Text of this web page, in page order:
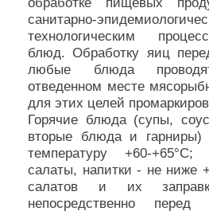
санитарно-
технологическим
блюд. Обработку яиц
любые блюда
отведенном месте
для этих целей
Горячие блюда (супы,
вторые блюда и
температуру +60-+65°C;
салаты, напитки - не ниже
салатов и их
непосредственно перед